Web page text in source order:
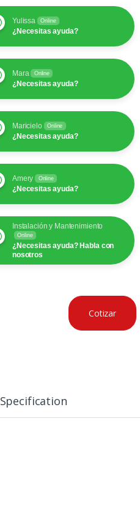
Yulissa Online
¿Necesitas ayuda?
Mara Online
¿Necesitas ayuda?
Maricielo Online
¿Necesitas ayuda?
Amery Online
¿Necesitas ayuda?
Instalación y Mantenimiento
Online
¿Necesitas ayuda? Habla con
nosotros
Cotizar
Specification